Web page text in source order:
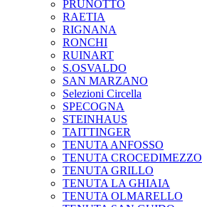
PRUNOTTO
RAETIA
RIGNANA
RONCHI
RUINART
S.OSVALDO
SAN MARZANO
Selezioni Circella
SPECOGNA
STEINHAUS
TAITTINGER
TENUTA ANFOSSO
TENUTA CROCEDIMEZZO
TENUTA GRILLO
TENUTA LA GHIAIA
TENUTA OLMARELLO